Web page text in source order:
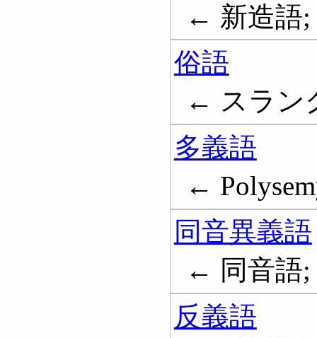
← 新造語;
俗語
← スラン
多義語
←
同音異義語
← 同音語;
反義語